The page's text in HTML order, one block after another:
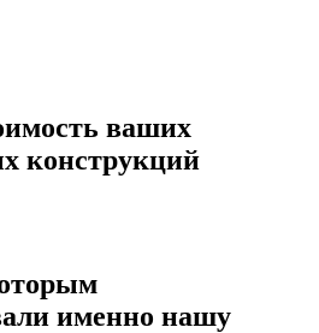
ваших
конструкций
именно нашу